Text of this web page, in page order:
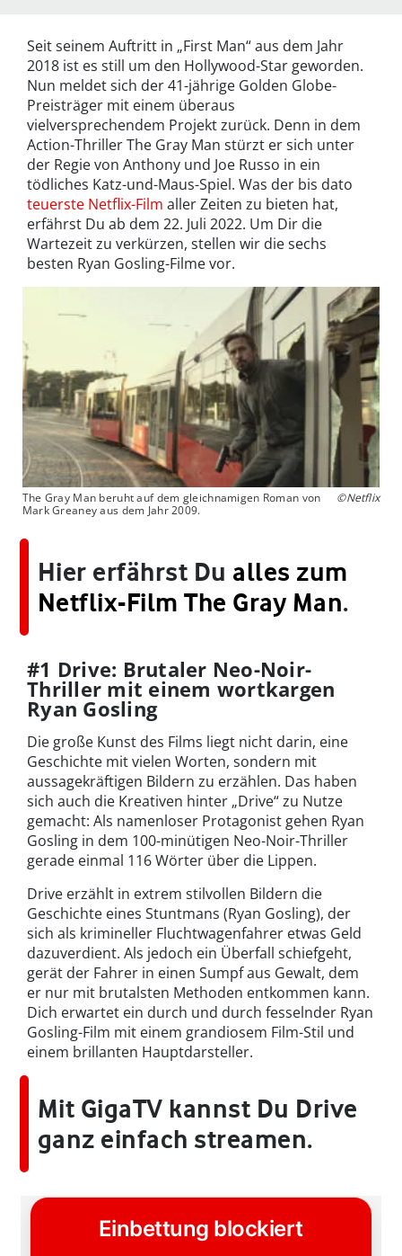
Seit seinem Auftritt in „First Man“ aus dem Jahr
2018 ist es still um den Hollywood-Star geworden.
Nun meldet sich der 41-jährige Golden Globe-
Preisträger mit einem überaus
vielversprechendem Projekt zurück. Denn in dem
Action-Thriller The Gray Man stürzt er sich unter
der Regie von Anthony und Joe Russo in ein
tödliches Katz-und-Maus-Spiel. Was der bis dato
teuerste Netflix-Film aller Zeiten zu bieten hat,
erfährst Du ab dem 22. Juli 2022. Um Dir die
Wartezeit zu verkürzen, stellen wir die sechs
besten Ryan Gosling-Filme vor.
The Gray Man beruht auf dem gleichnamigen Roman von
Mark Greaney aus dem Jahr 2009.
©Netflix
Hier erfährst Du alles zum
Netflix-Film The Gray Man.
#1 Drive: Brutaler Neo-Noir-
Thriller mit einem wortkargen
Ryan Gosling
Die große Kunst des Films liegt nicht darin, eine
Geschichte mit vielen Worten, sondern mit
aussagekräftigen Bildern zu erzählen. Das haben
sich auch die Kreativen hinter „Drive“ zu Nutze
gemacht: Als namenloser Protagonist gehen Ryan
Gosling in dem 100-minütigen Neo-Noir-Thriller
gerade einmal 116 Wörter über die Lippen.
Drive erzählt in extrem stilvollen Bildern die
Geschichte eines Stuntmans (Ryan Gosling), der
sich als krimineller Fluchtwagenfahrer etwas Geld
dazuverdient. Als jedoch ein Überfall schiefgeht,
gerät der Fahrer in einen Sumpf aus Gewalt, dem
er nur mit brutalsten Methoden entkommen kann.
Dich erwartet ein durch und durch fesselnder Ryan
Gosling-Film mit einem grandiosem Film-Stil und
einem brillanten Hauptdarsteller.
Mit GigaTV kannst Du Drive
ganz einfach streamen.